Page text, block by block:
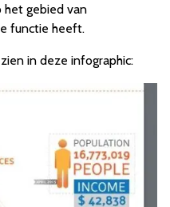
het gebied van
functie heeft.
in deze infographic: